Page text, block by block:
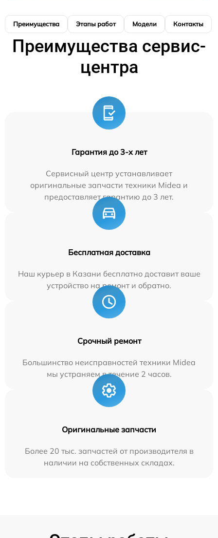
Преимущества Этапы работ Модели Контакты
Преимущества сервис-
центра
Гарантия до 3-х лет
Сервисный центр устанавливает
оригинальные запчасти техники Midea и
предоставляет гарантию до 3 лет.
Бесплатная доставка
Наш курьер в Казани бесплатно доставит ваше
устройство на ремонт и обратно.
Срочный ремонт
Большинство неисправностей техники Midea
мы устраняем в течение 2 часов.
Оригинальные запчасти
Более 20 тыс. запчастей от производителя в
наличии на собственных складах.